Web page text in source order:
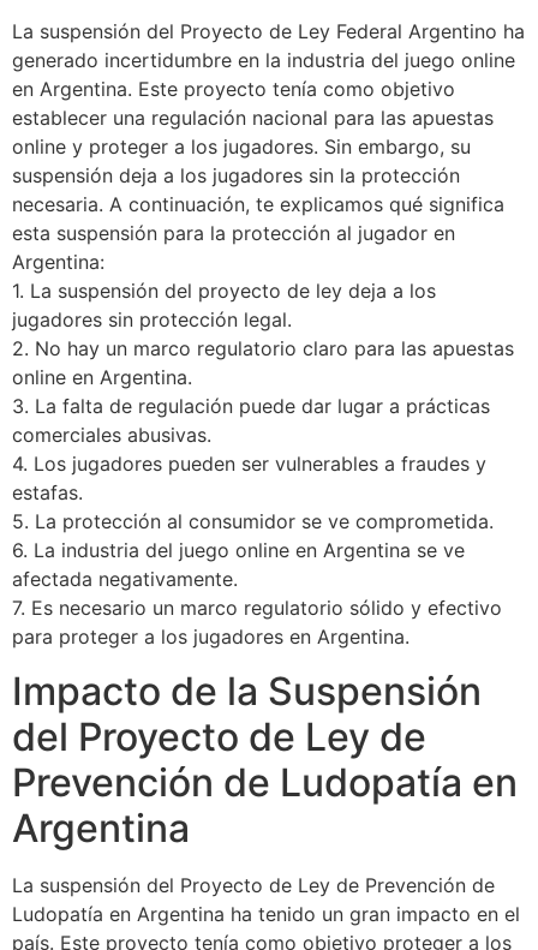
La suspensión del Proyecto de Ley Federal Argentino ha
generado incertidumbre en la industria del juego online
en Argentina. Este proyecto tenía como objetivo
establecer una regulación nacional para las apuestas
online y proteger a los jugadores. Sin embargo, su
suspensión deja a los jugadores sin la protección
necesaria. A continuación, te explicamos qué significa
esta suspensión para la protección al jugador en
Argentina:
1. La suspensión del proyecto de ley deja a los
jugadores sin protección legal.
2. No hay un marco regulatorio claro para las apuestas
online en Argentina.
3. La falta de regulación puede dar lugar a prácticas
comerciales abusivas.
4. Los jugadores pueden ser vulnerables a fraudes y
estafas.
5. La protección al consumidor se ve comprometida.
6. La industria del juego online en Argentina se ve
afectada negativamente.
7. Es necesario un marco regulatorio sólido y efectivo
para proteger a los jugadores en Argentina.
Impacto de la Suspensión
del Proyecto de Ley de
Prevención de Ludopatía en
Argentina
La suspensión del Proyecto de Ley de Prevención de
Ludopatía en Argentina ha tenido un gran impacto en el
país. Este proyecto tenía como objetivo proteger a los